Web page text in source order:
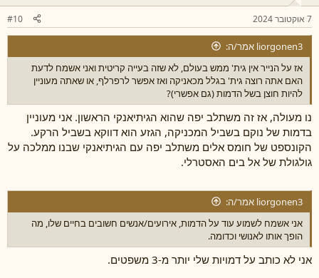
7 אוקטובר 2024 #10
liorgonen3 אמר/ה:
אז על הנייר אין גית' ממש בעולם, לא שזה בעייה קריטית ואני אשמח לדעת
האם אתה רוצה גית' בגלל מכאניקה ואז אפשר לרפרלף, או שאתה מעוניין
להיות חוצן בשל הדמות (גם אפשרי)?
נו מעולה, אז זה משתלב יפה שהוא הגיתיאנקי הראשון. אני מעוניין
בדמות של נוקם בשביל המכניקה, הגזע הוא דווקא בשביל הרקע.
הקונספט של חומס אלים משתלב יפה עם הגיתיאנקי שבנו ממלכה על
גולגולת של אל בים האסטרלי.
liorgonen3 אמר/ה:
אני אשמח לשמוע עוד על הדמות, אירועים/אנשים חשובים בחיים שלו, מה
הופך אותו לאנושי וכדומה.
אני לא כותב על דמויות שלי יותר מ-3 משפטים.